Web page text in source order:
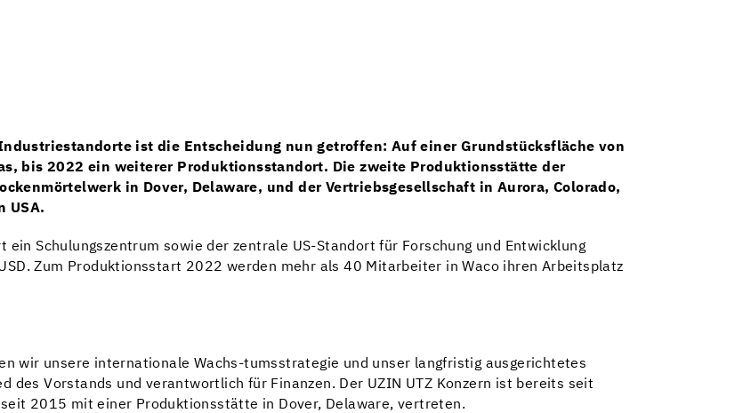
ist die Entscheidung nun getroffen: Auf einer Grundstücksfläche von
bis 2022 ein weiterer Produktionsstandort. Die zweite Produktionsstätte der
in Dover, Delaware, und der Vertriebsgesellschaft in Aurora, Colorado,
USA.
Schulungszentrum sowie der zentrale US-Standort für Forschung und Entwicklung
Zum Produktionsstart 2022 werden mehr als 40 Mitarbeiter in Waco ihren Arbeitsplatz
wir unsere internationale Wachs-tumsstrategie und unser langfristig ausgerichtetes
des Vorstands und verantwortlich für Finanzen. Der UZIN UTZ Konzern ist bereits seit
2015 mit einer Produktionsstätte in Dover, Delaware, vertreten.